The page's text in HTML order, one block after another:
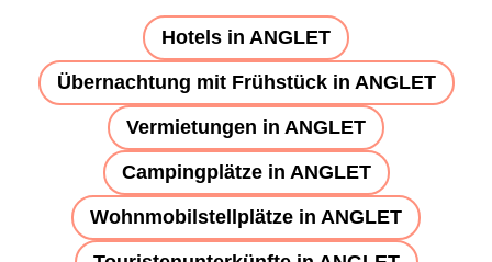
Hotels in ANGLET
Übernachtung mit Frühstück in ANGLET
Vermietungen in ANGLET
Campingplätze in ANGLET
Wohnmobilstellplätze in ANGLET